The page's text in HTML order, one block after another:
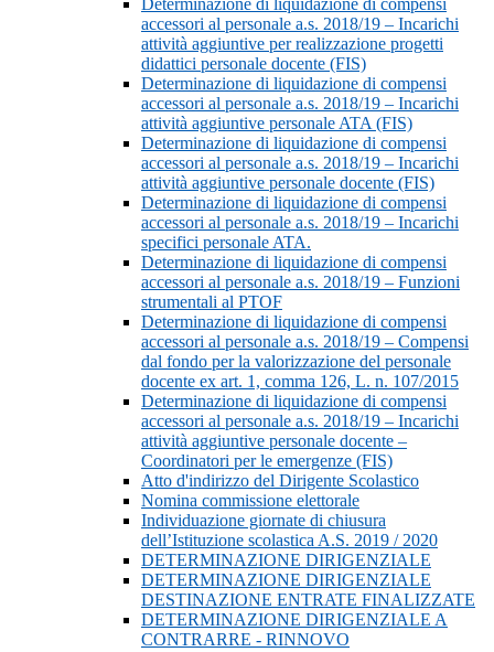
Determinazione di liquidazione di compensi
accessori al personale a.s. 2018/19 – Incarichi
attività aggiuntive per realizzazione progetti
didattici personale docente (FIS)
Determinazione di liquidazione di compensi
accessori al personale a.s. 2018/19 – Incarichi
attività aggiuntive personale ATA (FIS)
Determinazione di liquidazione di compensi
accessori al personale a.s. 2018/19 – Incarichi
attività aggiuntive personale docente (FIS)
Determinazione di liquidazione di compensi
accessori al personale a.s. 2018/19 – Incarichi
specifici personale ATA.
Determinazione di liquidazione di compensi
accessori al personale a.s. 2018/19 – Funzioni
strumentali al PTOF
Determinazione di liquidazione di compensi
accessori al personale a.s. 2018/19 – Compensi
dal fondo per la valorizzazione del personale
docente ex art. 1, comma 126, L. n. 107/2015
Determinazione di liquidazione di compensi
accessori al personale a.s. 2018/19 – Incarichi
attività aggiuntive personale docente –
Coordinatori per le emergenze (FIS)
Atto d'indirizzo del Dirigente Scolastico
Nomina commissione elettorale
Individuazione giornate di chiusura
dell’Istituzione scolastica A.S. 2019 / 2020
DETERMINAZIONE DIRIGENZIALE
DETERMINAZIONE DIRIGENZIALE
DESTINAZIONE ENTRATE FINALIZZATE
DETERMINAZIONE DIRIGENZIALE A
CONTRARRE - RINNOVO